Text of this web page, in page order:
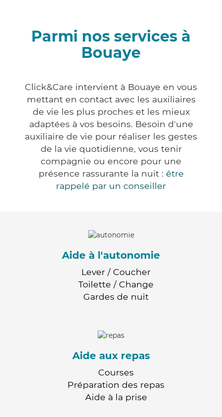
Parmi nos services à
Bouaye
Click&Care intervient à Bouaye en vous
mettant en contact avec les auxiliaires
de vie les plus proches et les mieux
adaptées à vos besoins. Besoin d'une
auxiliaire de vie pour réaliser les gestes
de la vie quotidienne, vous tenir
compagnie ou encore pour une
présence rassurante la nuit : être
rappelé par un conseiller
Aide à l'autonomie
Lever / Coucher
Toilette / Change
Gardes de nuit
Aide aux repas
Courses
Préparation des repas
Aide à la prise